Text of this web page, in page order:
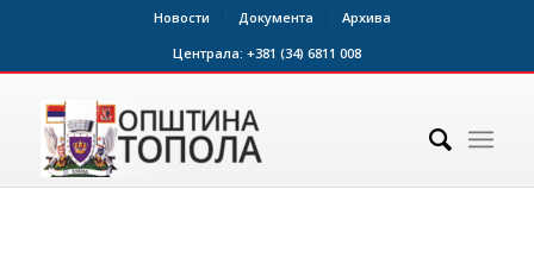
Новости Документа
Архива
Централа: +381 (34) 6811 008